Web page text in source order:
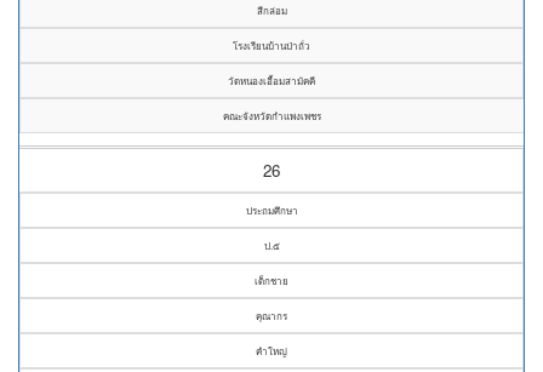
สีกล่อม
โรงเรียนบ้านป่าถั่ว
วัดหนองเอื้อมสามัคคี
คณะจังหวัดกำแพงเพชร
26
ประถมศึกษา
ป.๕
เด็กชาย
คุณากร
คำใหญ่